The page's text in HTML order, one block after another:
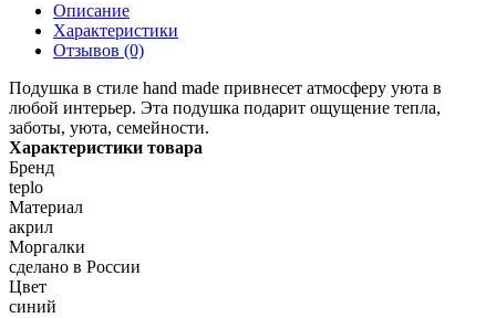
Описание
Характеристики
Отзывов (0)
Подушка в стиле hand made привнесет атмосферу уюта в
любой интерьер. Эта подушка подарит ощущение тепла,
заботы, уюта, семейности.
Характеристики товара
Бренд
teplo
Материал
акрил
Моргалки
сделано в России
Цвет
синий